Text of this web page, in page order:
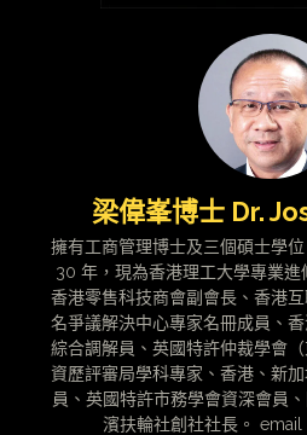
梁偉峯博士 Dr.
擁有工商管理博士及三個碩士學
30 年，現為香港理工大學專業進
香港零售科技商會副會長、香港
名爭議解決中心專家名冊成員、
綜合調解員、英國特許仲裁學會
資歷評審局學科專家、香港、新
員、英國特許市務學會資深會員
濱扶輪社創社社長。